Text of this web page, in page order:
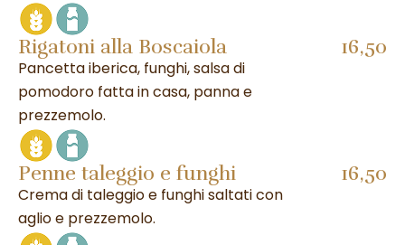
Rigatoni alla Boscaiola
Pancetta iberica, funghi, salsa di
pomodoro fatta in casa, panna e
prezzemolo.
16,50
Penne taleggio e funghi
Crema di taleggio e funghi saltati con
aglio e prezzemolo.
16,50